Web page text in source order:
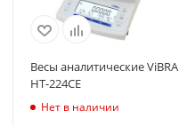
Весы аналитические ViBRA
HT-224CE
Нет в наличии